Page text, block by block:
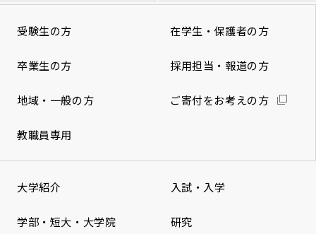
受験生の方 在学生・保護者の方
卒業生の方 採用担当・報道の方
地域・一般の方 ご寄付をお考えの方
教職員専用
大学紹介 入試・入学
学部・短大・大学院 研究